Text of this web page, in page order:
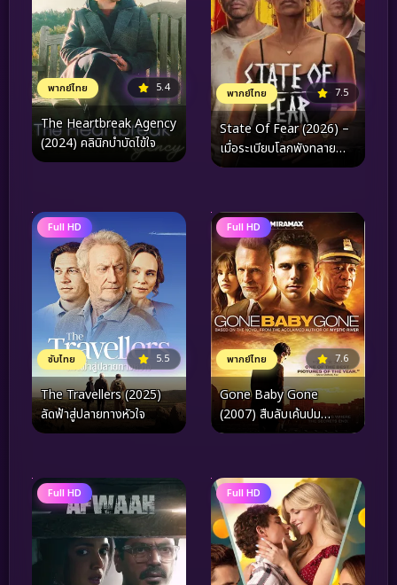
พากย์ไทย 5.4
The Heartbreak Agency
(2024) คลินิกบำบัดไข้ใจ
พากย์ไทย 7.5
State Of Fear (2026) –
เมื่อระเบียบโลกพังทลาย
และความกลัวกลายเป็น
Full HD
ซับไทย 5.5
The Travellers (2025)
ลัดฟ้าสู่ปลายทางหัวใจ
Full HD
พากย์ไทย 7.6
Gone Baby Gone
(2007) สืบลับเค้นปม
อันตราย
Full HD Full HD